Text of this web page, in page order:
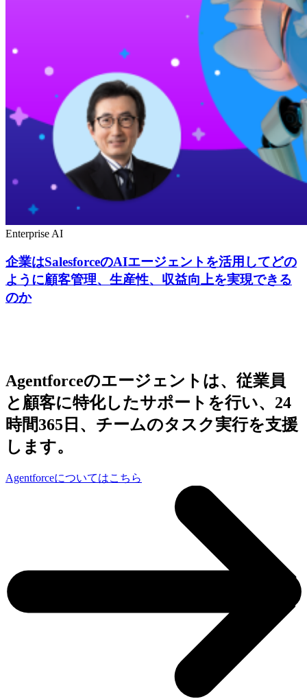
Enterprise AI
企業はSalesforceのAIエージェントを活用してどの
ように顧客管理、生産性、収益向上を実現できる
のか
Agentforceのエージェントは、従業員
と顧客に特化したサポートを行い、24
時間365日、チームのタスク実行を支援
します。
Agentforceについてはこちら